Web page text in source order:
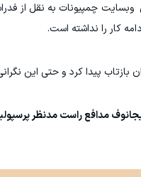
چمپیونات به نقل از
کار را نداشته است.
بازتاب پیدا کرد و حتی این
مدافع راست مدنظر